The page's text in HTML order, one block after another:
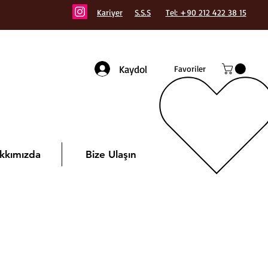
Kariyer S.S.S Tel: +90 212 422 38 15
Kaydol Favoriler
Bize Ulaşın